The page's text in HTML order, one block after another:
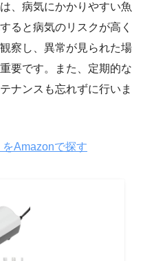
、病気にかかりやすい魚
ると病気のリスクが高く
察し、異常が見られた場
要です。また、定期的な
ナンスも忘れずに行いま
Amazonで探す